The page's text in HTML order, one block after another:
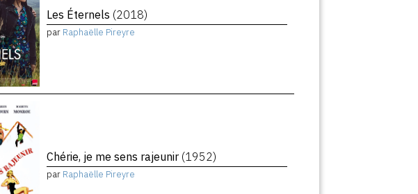
Les Éternels (2018)
par Raphaëlle Pireyre
Chérie, je me sens rajeunir (1952)
par Raphaëlle Pireyre